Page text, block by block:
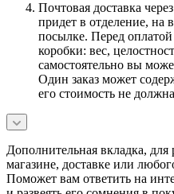
Почтовая доставка
придет в отделение, на
посылке. Перед
коробки: вес,
самостоятельно вы
Один заказ может
его стоимость не
Дополнительная вкладка,
магазине, доставке или
Поможет вам ответить на